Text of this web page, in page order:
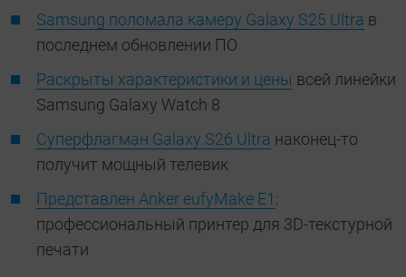
Samsung поломала камеру Galaxy S25 Ultra в
последнем обновлении ПО
Раскрыты характеристики и цены всей линейки
Samsung Galaxy Watch 8
Суперфлагман Galaxy S26 Ultra наконец-то
получит мощный телевик
Представлен Anker eufyMake E1 :
профессиональный принтер для 3D-текстурной
печати